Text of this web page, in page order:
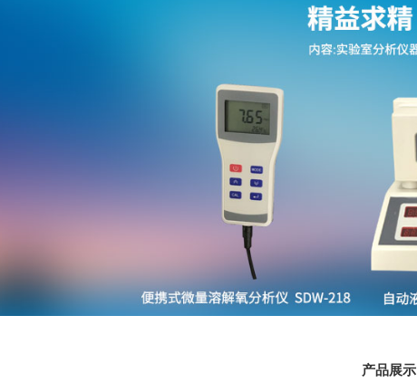
产品展示